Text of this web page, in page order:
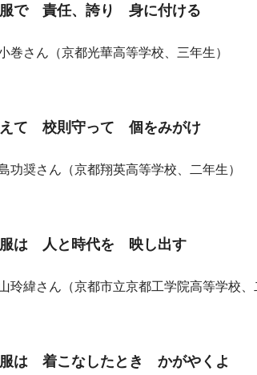
で 責任、誇り 身に付ける
巻さん（京都光華高等学校、三年生）
て 校則守って 個をみがけ
功奨さん（京都翔英高等学校、二年生）
は 人と時代を 映し出す
玲緯さん（京都市立京都工学院高等学校、
は 着こなしたとき かがやくよ